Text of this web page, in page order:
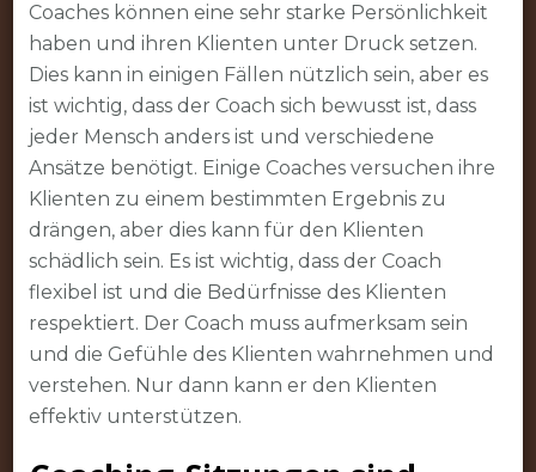
Coaches können eine sehr starke Persönlichkeit
haben und ihren Klienten unter Druck setzen.
Dies kann in einigen Fällen nützlich sein, aber es
ist wichtig, dass der Coach sich bewusst ist, dass
jeder Mensch anders ist und verschiedene
Ansätze benötigt. Einige Coaches versuchen ihre
Klienten zu einem bestimmten Ergebnis zu
drängen, aber dies kann für den Klienten
schädlich sein. Es ist wichtig, dass der Coach
flexibel ist und die Bedürfnisse des Klienten
respektiert. Der Coach muss aufmerksam sein
und die Gefühle des Klienten wahrnehmen und
verstehen. Nur dann kann er den Klienten
effektiv unterstützen.